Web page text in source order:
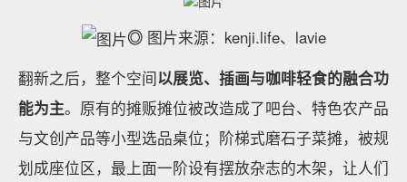
◎ 图片来源：kenji.life、lavie
翻新之后，整个空间以展览、插画与咖啡轻食的融合功
能为主。原有的摊贩摊位被改造成了吧台、特色农产品
与文创产品等小型选品桌位；阶梯式磨石子菜摊，被规
划成座位区，最上面一阶设有摆放杂志的木架，让人们